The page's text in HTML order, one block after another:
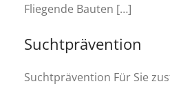
Fliegende Bauten […]
Suchtprävention
Suchtprävention Für Sie